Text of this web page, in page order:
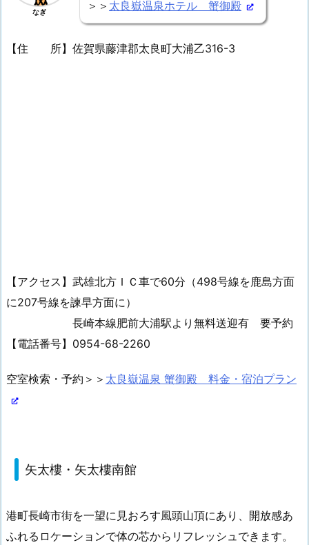
なぎ
＞＞ 太良嶽温泉ホテル 蟹御殿
【住 所】佐賀県藤津郡太良町大浦乙316-3
【アクセス】武雄北方ＩＣ車で60分（498号線を鹿島方面
に207号線を諫早方面に）
長崎本線肥前大浦駅より無料送迎有 要予約
【電話番号】0954-68-2260
空室検索・予約＞＞ 太良嶽温泉 蟹御殿 料金・宿泊プラン
矢太樓・矢太樓南館
港町長崎市街を一望に見おろす風頭山頂にあり、開放感あ
ふれるロケーションで体の芯からリフレッシュできます。